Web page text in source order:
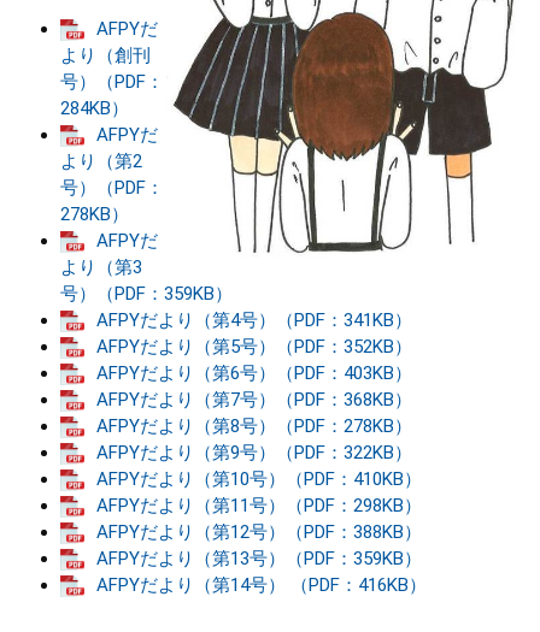
AFPYだ
より（創刊
号）（PDF：
284KB）
AFPYだ
より（第2
号）（PDF：
278KB）
AFPYだ
より（第3
号）（PDF：359KB）
AFPYだより（第4号）（PDF：341KB）
AFPYだより（第5号）（PDF：352KB）
AFPYだより（第6号）（PDF：403KB）
AFPYだより（第7号）（PDF：368KB）
AFPYだより（第8号）（PDF：278KB）
AFPYだより（第9号）（PDF：322KB）
AFPYだより（第10号）（PDF：410KB）
AFPYだより（第11号）（PDF：298KB）
AFPYだより（第12号）（PDF：388KB）
AFPYだより（第13号）（PDF：359KB）
AFPYだより（第14号） （PDF：416KB）